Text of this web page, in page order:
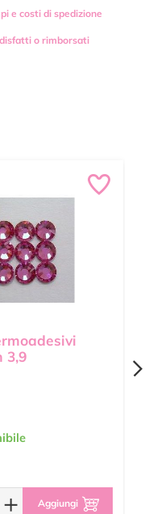
e costi di spedizione
o rimborsati
3,9
+ Aggiungi